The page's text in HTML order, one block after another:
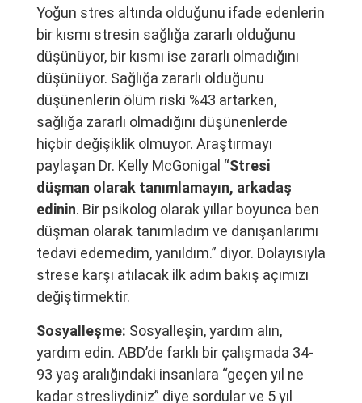
Yoğun stres altında olduğunu ifade edenlerin
bir kısmı stresin sağlığa zararlı olduğunu
düşünüyor, bir kısmı ise zararlı olmadığını
düşünüyor. Sağlığa zararlı olduğunu
düşünenlerin ölüm riski %43 artarken,
sağlığa zararlı olmadığını düşünenlerde
hiçbir değişiklik olmuyor. Araştırmayı
paylaşan Dr. Kelly McGonigal “Stresi
düşman olarak tanımlamayın, arkadaş
edinin. Bir psikolog olarak yıllar boyunca ben
düşman olarak tanımladım ve danışanlarımı
tedavi edemedim, yanıldım.” diyor. Dolayısıyla
strese karşı atılacak ilk adım bakış açımızı
değiştirmektir.
Sosyalleşme: Sosyalleşin, yardım alın,
yardım edin. ABD’de farklı bir çalışmada 34-
93 yaş aralığındaki insanlara “geçen yıl ne
kadar stresliydiniz” diye sordular ve 5 yıl